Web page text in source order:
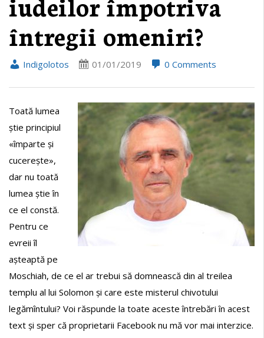
întregii omeniri?
Indigolotos 01/01/2019 0 Comments
Toată lumea
știe principiul
«împarte și
cucerește»,
dar nu toată
lumea știe în
ce el constă.
Pentru ce
evreii îl
așteaptă pe
Moschiah, de ce el ar trebui să domnească din al treilea
templu al lui Solomon și care este misterul chivotului
legămîntului? Voi răspunde la toate aceste întrebări în acest
text și sper că proprietarii Facebook nu mă vor mai interzice.